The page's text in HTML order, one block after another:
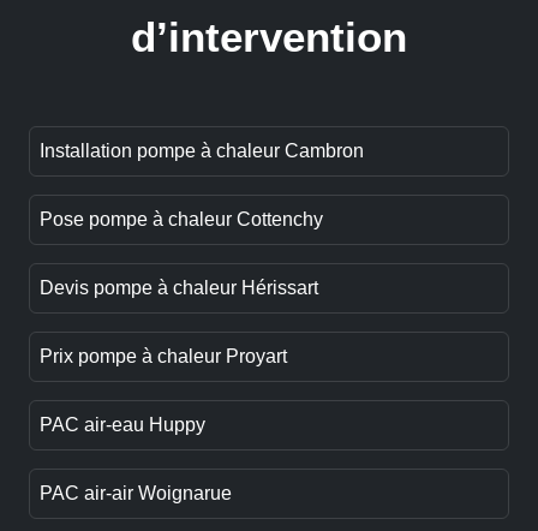
d’intervention
Installation pompe à chaleur Cambron
Pose pompe à chaleur Cottenchy
Devis pompe à chaleur Hérissart
Prix pompe à chaleur Proyart
PAC air-eau Huppy
PAC air-air Woignarue